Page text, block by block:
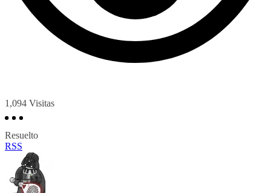
1,094 Visitas
Resuelto
RSS